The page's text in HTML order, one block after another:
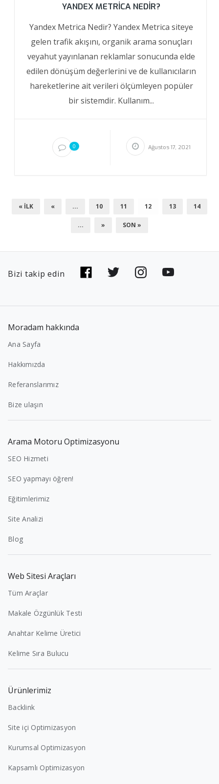
YANDEX METRICA NEDIR?
Yandex Metrica Nedir? Yandex Metrica siteye
gelen trafik akışını, organik arama sonuçları
veyahut yayınlanan reklamlar sonucunda elde
edilen dönüşüm değerlerini ve de kullanıcıların
hareketlerine ait verileri ölçümleyen popüler
bir sistemdir. Kullanım...
0 Ağustos 17, 2021
« İLK « ... 10 11 12 13 14
... » SON »
Bizi takip edin
Moradam hakkında
Ana Sayfa
Hakkımızda
Referanslarımız
Bize ulaşın
Arama Motoru Optimizasyonu
SEO Hizmeti
SEO yapmayı öğren!
Eğitimlerimiz
Site Analizi
Blog
Web Sitesi Araçları
Tüm Araçlar
Makale Özgünlük Testi
Anahtar Kelime Üretici
Kelime Sıra Bulucu
Ürünlerimiz
Backlink
Site içi Optimizasyon
Kurumsal Optimizasyon
Kapsamlı Optimizasyon